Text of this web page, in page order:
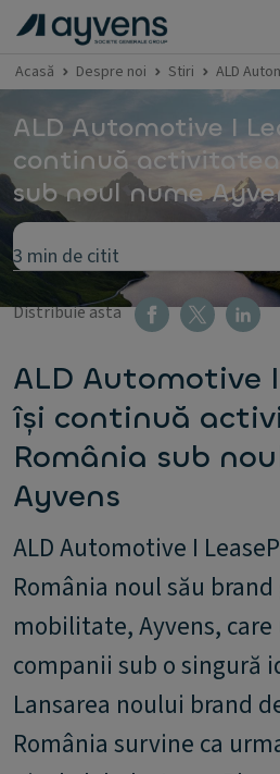
Acasă Despre noi Stiri ALD
ALD Automotive I
continuă
sub noul nume
3 min de citit
Distribuie asta
ALD Automotive
își continuă
România sub
Ayvens
ALD Automotive I
România noul său
mobilitate, Ayvens,
companii sub o singură
Lansarea noului brand
România survine ca